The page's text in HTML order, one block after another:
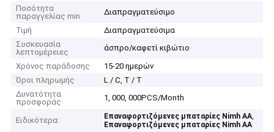
Ποσότητα
παραγγελίας min
Διαπραγματεύσιμο
Τιμή
Διαπραγματεύσιμα
Συσκευασία
λεπτομέρειες
άσπρο/καφετί κιβώτιο
Χρόνος παράδοσης
15-20 ημερών
Όροι πληρωμής
L / C, T / T
Δυνατότητα
προσφοράς
1, 000, 000PCS/Month
Ειδικότερα: Επαναφορτιζόμενες μπαταρίες Nimh AA,
Επαναφορτιζόμενες μπαταρίες Nimh AA